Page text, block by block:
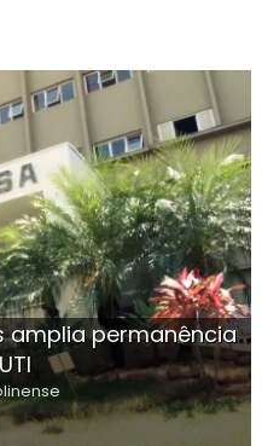
amplia permanência